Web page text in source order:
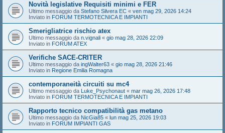
Novità legislative Requisiti minimi e FER
Ultimo messaggio da Stefano Silvera EC « ven mag 29, 2026 14:24
Inviato in FORUM TERMOTECNICA E IMPIANTI
Smerigliatrice rischio atex
Ultimo messaggio da n.vignali « gio mag 28, 2026 22:09
Inviato in FORUM ATEX
Verifiche SACE-CRITER
Ultimo messaggio da ingWalter63 « gio mag 28, 2026 21:46
Inviato in Regione Emilia Romagna
contemporaneità circuiti su mc4
Ultimo messaggio da Luke_Psychonaut « mar mag 26, 2026 17:48
Inviato in FORUM TERMOTECNICA E IMPIANTI
Rapporto tecnico compatibilità gas metano
Ultimo messaggio da NicGia85 « lun mag 25, 2026 19:03
Inviato in FORUM IMPIANTI GAS